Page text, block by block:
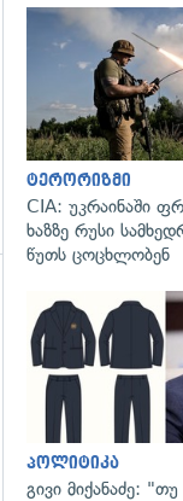
ტერორიზმი
CIA: უკრაინაში
ხაზზე რუსი
წუთს ცოცხლობენ
პოლიტიკა
გივი მიქანაძე: